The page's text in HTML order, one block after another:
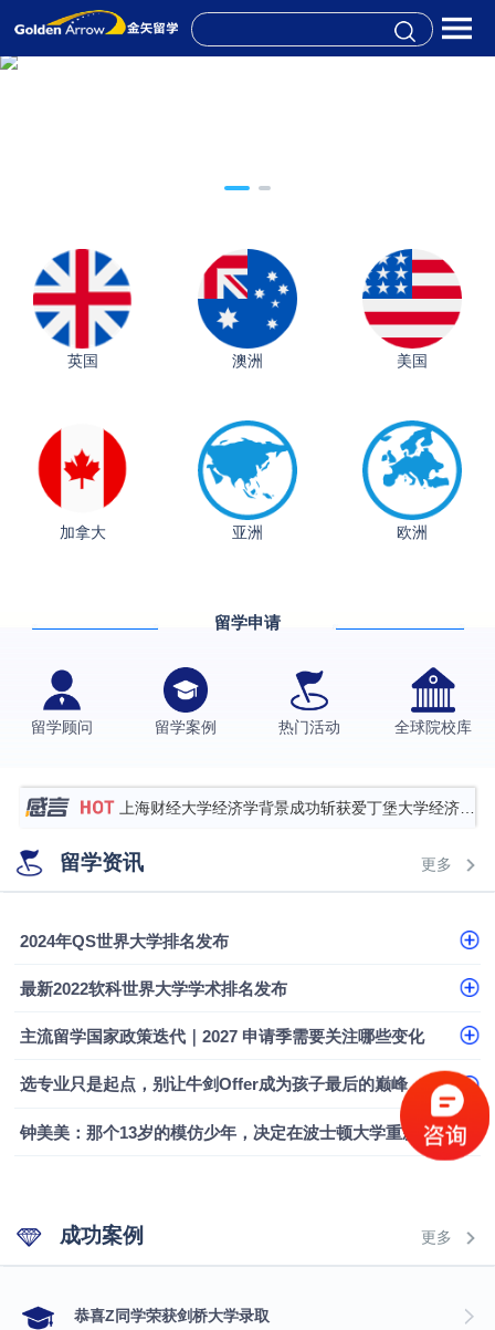
英国 澳洲 美国
加拿大 亚洲 欧洲
留学申请
留学顾问 留学案例 热门活动 全球院校库
格拉斯哥大学国际商务硕士录取案例
伯明翰大学数字媒体与创意产业硕士录取案例
Offer
上海财经大学经济学背景成功斩获爱丁堡大学经济学
硕士录取
数学背景的他，靠“供应链”故事敲开哥大、宾大之门
专科逆袭伦敦大学学院UCL录取案例解析
留学资讯 更多
2024年QS世界大学排名发布
最新2022软科世界大学学术排名发布
主流留学国家政策迭代｜2027 申请季需要关注哪些变化
选专业只是起点，别让牛剑Offer成为孩子最后的巅峰
钟美美：那个13岁的模仿少年，决定在波士顿大学重新定义自己
成功案例 更多
​恭喜Z同学荣获剑桥大学录取